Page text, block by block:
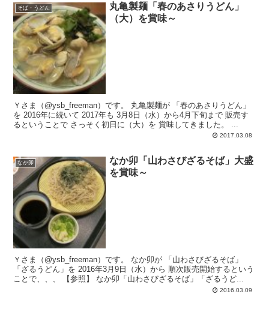
そば・うどん
丸亀製麺「春のあさりうどん」
（大）を賞味～
Ｙさま（@ysb_freeman）です。 丸亀製麺が 「春のあさりうどん」
を 2016年に続いて 2017年も 3月8日（水）から4月下旬まで 販売す
るということで さっそく初日に（大）を 賞味してきました。 ...
2017.03.08
なか卯
なか卯「山わさびざるそば」大盛
を賞味～
Ｙさま（@ysb_freeman）です。 なか卯が 「山わさびざるそば」
「ざるうどん」を 2016年3月9日（水）から 順次販売開始するという
ことで、、、 【参照】 なか卯「山わさびざるそば」「ざるうど...
2016.03.09